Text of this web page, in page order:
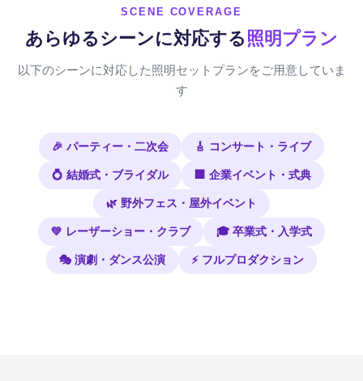
SCENE COVERAGE
あらゆるシーンに対応する 照明プラン
以下のシーンに対応した照明セットプランをご用意していま
す
🎉 パーティー・二次会 🎸 コンサート・ライブ
💍 結婚式・ブライダル 🏢 企業イベント・式典
🌿 野外フェス・屋外イベント
💚 レーザーショー・クラブ 🎓 卒業式・入学式
🎭 演劇・ダンス公演 ⚡ フルプロダクション